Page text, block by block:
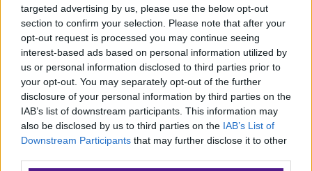
targeted advertising by us, please use the below opt-out
section to confirm your selection. Please note that after your
opt-out request is processed you may continue seeing
interest-based ads based on personal information utilized by
us or personal information disclosed to third parties prior to
your opt-out. You may separately opt-out of the further
disclosure of your personal information by third parties on the
IAB’s list of downstream participants. This information may
also be disclosed by us to third parties on the IAB’s List of
Downstream Participants that may further disclose it to other
Οι Τούρκοι θα κερδίσουν είναι 2 σκαλοπάτια ανώτεροι
από τουςGamerlegionαλλά το 1,30 δεν έχει καμία
αξία. Είναι ασταθής ομάδα όμως και ηNukeείναι το
αδύναμο τους σημείο, οιHOTUτις προάλλες το
εκμεταλλεύτηκαν και πιστεύω αυτό θα γίνει και σήμερα.
Over γύρων και εδώ λοιπόν με την Novibetνα έχει
φροντίσει να έχει χαμηλότερα όρια από όλους τους
υπόλοιπους, στον συγκεκριμένο αγώνα θεωρώ πάντως